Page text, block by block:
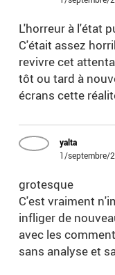
L'horreur à l'état
C'était assez
revivre cet
tôt ou tard à
écrans cette
yalta
1/septembre/
grotesque
C'est vraiment
infliger de
avec les
sans analyse et